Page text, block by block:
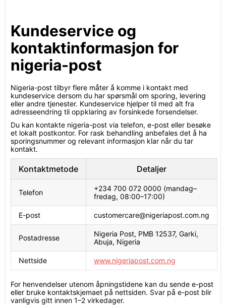
Kundeservice og
kontaktinformasjon for
nigeria-post
Nigeria-post tilbyr flere måter å komme i kontakt med
kundeservice dersom du har spørsmål om sporing, levering
eller andre tjenester. Kundeservice hjelper til med alt fra
adresseendring til oppklaring av forsinkede forsendelser.
Du kan kontakte nigeria-post via telefon, e-post eller besøke
et lokalt postkontor. For rask behandling anbefales det å ha
sporingsnummer og relevant informasjon klar når du tar
kontakt.
Kontaktmetode Detaljer
Telefon
+234 700 072 0000 (mandag–
fredag, 08:00–17:00)
E-post customercare@nigeriapost.com.ng
Postadresse
Nigeria Post, PMB 12537, Garki,
Abuja, Nigeria
Nettside www.nigeriapost.com.ng
For henvendelser utenom åpningstidene kan du sende e-post
eller bruke kontaktskjemaet på nettsiden. Svar på e-post blir
vanligvis gitt innen 1–2 virkedager.